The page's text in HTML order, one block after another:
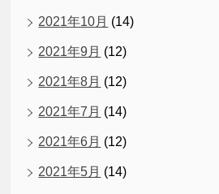
2021年10月 (14)
2021年9月 (12)
2021年8月 (12)
2021年7月 (14)
2021年6月 (12)
2021年5月 (14)